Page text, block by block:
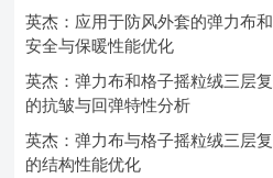
英杰：应用于防风外套的弹力布
安全与保暖性能优化
英杰：弹力布和格子摇粒绒三层
的抗皱与回弹特性分析
英杰：弹力布与格子摇粒绒三层
的结构性能优化